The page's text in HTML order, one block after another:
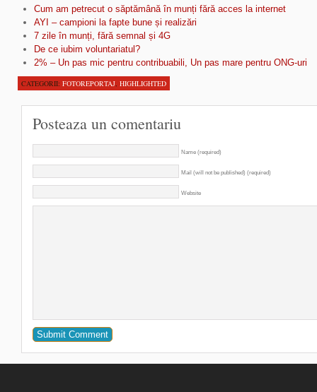
Cum am petrecut o săptămână în munți fără acces la internet
AYI – campioni la fapte bune și realizări
7 zile în munți, fără semnal și 4G
De ce iubim voluntariatul?
2% – Un pas mic pentru contribuabili, Un pas mare pentru ONG-uri
CATEGORII: FOTOREPORTAJ, HIGHLIGHTED
Posteaza un comentariu
Name (required)
Mail (will not be published) (required)
Website